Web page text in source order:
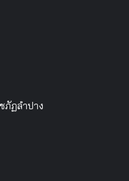
ภัฏลำปาง